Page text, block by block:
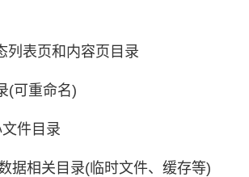
列表页和内容页目录
(可重命名)
件目录
据相关目录(临时文件、缓存等)